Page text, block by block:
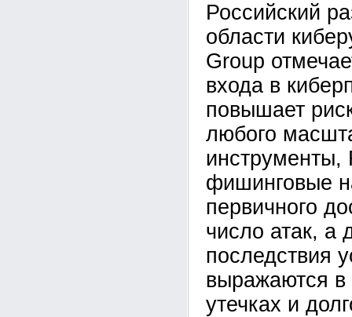
Российский
области
Group
входа в
повышает
любого
фишинговые
первичного
число атак, а
последствия
выражаются в
утечках и